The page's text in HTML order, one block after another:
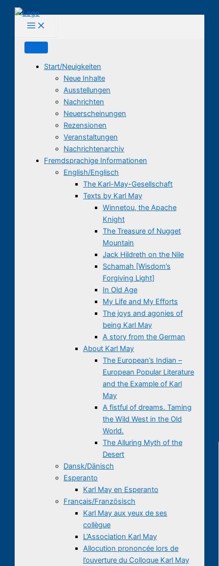
Inhalt
springen
Start/Neuigkeiten
Neue Inhalte
Ausstellungen
Nachrichten
Neuerscheinungen
Rezensionen
Veranstaltungen
Nachrichtenarchiv
Fremdsprachige Informationen
English/Englisch
The Karl-May-Gesellschaft
Texts by Karl May
Winnetou, the Apache
Knight
The Treasure of Nugget
Mountain
Jack Hildreth on the Nile
Schamah [Wisdom’s
Forgiving Light]
In Old Age
My Life and My Efforts
The joys and agonies of
being Karl May
A story from the German
About Karl May
The European’s Indian –
European Popular Literature
and the Example of Karl
May
A fistful of dreams. Taming
the Wild West in the Old
World.
The Alluring Myth of the
Desert
Dansk/Dänisch
Esperanto
Karl May en Esperanto
Français/Französisch
Karl May aux yeux de ses
collègue
L’Association Karl May
Allocution prononcée lors de
l’ouverture du Colloque Karl May